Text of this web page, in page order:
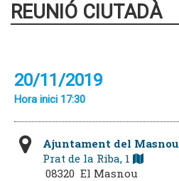
REUNIÓ CIUTADÀ
20/11/2019
Hora inici 17:30
Ajuntament del Masnou
Prat de la Riba, 1
08320 El Masnou